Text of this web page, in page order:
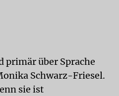
über Sprache
Schwarz-Friesel.
sie ist